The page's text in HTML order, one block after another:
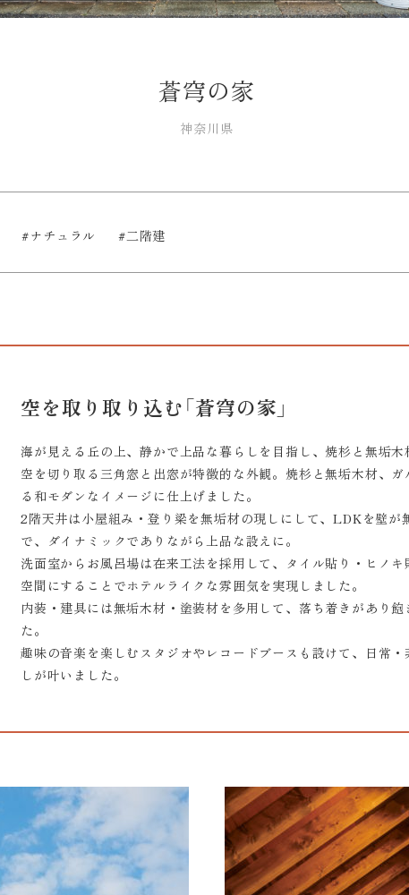
蒼穹の家
神奈川県
#ナチュラル #二階建
空を取り取り込む「蒼穹の家」
海が見える丘の上、静かで上品な暮らしを目指し、焼杉と無垢木
空を切り取る三角窓と出窓が特徴的な外観。焼杉と無垢木材、
る和モダンなイメージに仕上げました。
2階天井は小屋組み・登り梁を無垢材の現しにして、LDKを壁が
で、ダイナミックでありながら上品な設えに。
洗面室からお風呂場は在来工法を採用して、タイル貼り・ヒノ
空間にすることでホテルライクな雰囲気を実現しました。
内装・建具には無垢木材・塗装材を多用して、落ち着きがあり
た。
趣味の音楽を楽しむスタジオやレコードブースも設けて、日常・
しが叶いました。